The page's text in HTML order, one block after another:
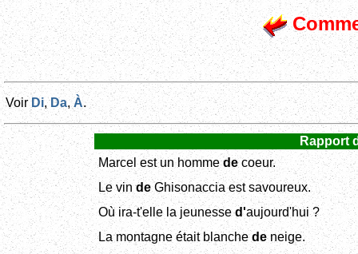
Voir Di,Da, À.
Rapport
Marcel est un hommedecoeur.
Le vindeGhisonaccia est savoureux.
Où ira-t'elle la jeunessed'aujourd'hui ?
La montagne était blanchedeneige.